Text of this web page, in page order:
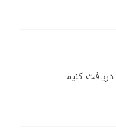
کنیم